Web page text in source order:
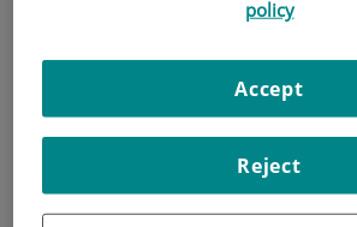
2024
policy
Reject
Accept